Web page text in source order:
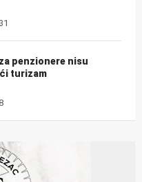
31
penzionere nisu
turizam